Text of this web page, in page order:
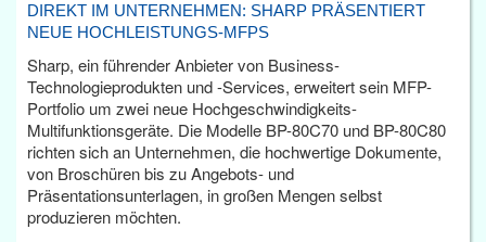
DIREKT IM UNTERNEHMEN: SHARP PRÄSENTIERT
NEUE HOCHLEISTUNGS-MFPS
Sharp, ein führender Anbieter von Business-
Technologieprodukten und -Services, erweitert sein MFP-
Portfolio um zwei neue Hochgeschwindigkeits-
Multifunktionsgeräte. Die Modelle BP-80C70 und BP-80C80
richten sich an Unternehmen, die hochwertige Dokumente,
von Broschüren bis zu Angebots- und
Präsentationsunterlagen, in großen Mengen selbst
produzieren möchten.